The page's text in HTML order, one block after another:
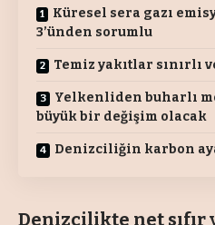
Küresel sera gazı
3’ünden sorumlu
Temiz yakıtlar sınırlı
Yelkenliden buharlı
büyük bir değişim olacak
Denizciliğin karbon
Denizcilikte net sıfır